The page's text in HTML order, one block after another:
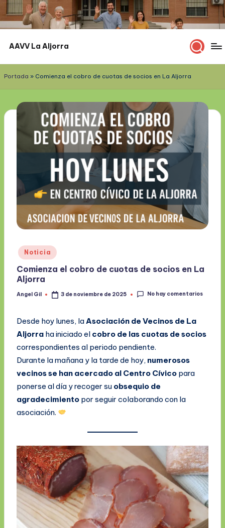
Saltar
contenido
AAVV La Aljorra
La
gente.
Portada » Comienza el cobro de cuotas de socios en La Aljorra
Publicado
en
Noticia
Comienza el cobro de cuotas de socios en La
Aljorra
Publicado
Angel Gil 3 de noviembre de 2025 No hay comentarios
Desde hoy lunes, la Asociación de Vecinos de La
Aljorra ha iniciado el cobro de las cuotas de socios
correspondientes al periodo pendiente.
Durante la mañana y la tarde de hoy, numerosos
vecinos se han acercado al Centro Cívico para
ponerse al día y recoger su obsequio de
agradecimiento por seguir colaborando con la
asociación.